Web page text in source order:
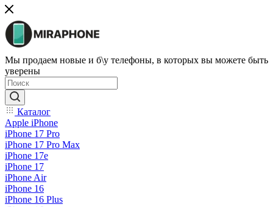
Мы продаем новые и б\у телефоны, в которых вы можете быть
уверены
Каталог
Apple iPhone
iPhone 17 Pro
iPhone 17 Pro Max
iPhone 17e
iPhone 17
iPhone Air
iPhone 16
iPhone 16 Plus